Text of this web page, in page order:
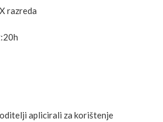
razreda
aplicirali za korištenje